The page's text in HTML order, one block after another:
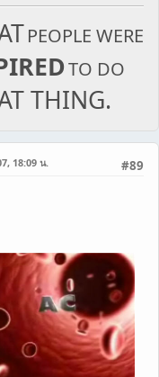
PEOPLE WERE
TO DO
THING.
#89
18:09 น.